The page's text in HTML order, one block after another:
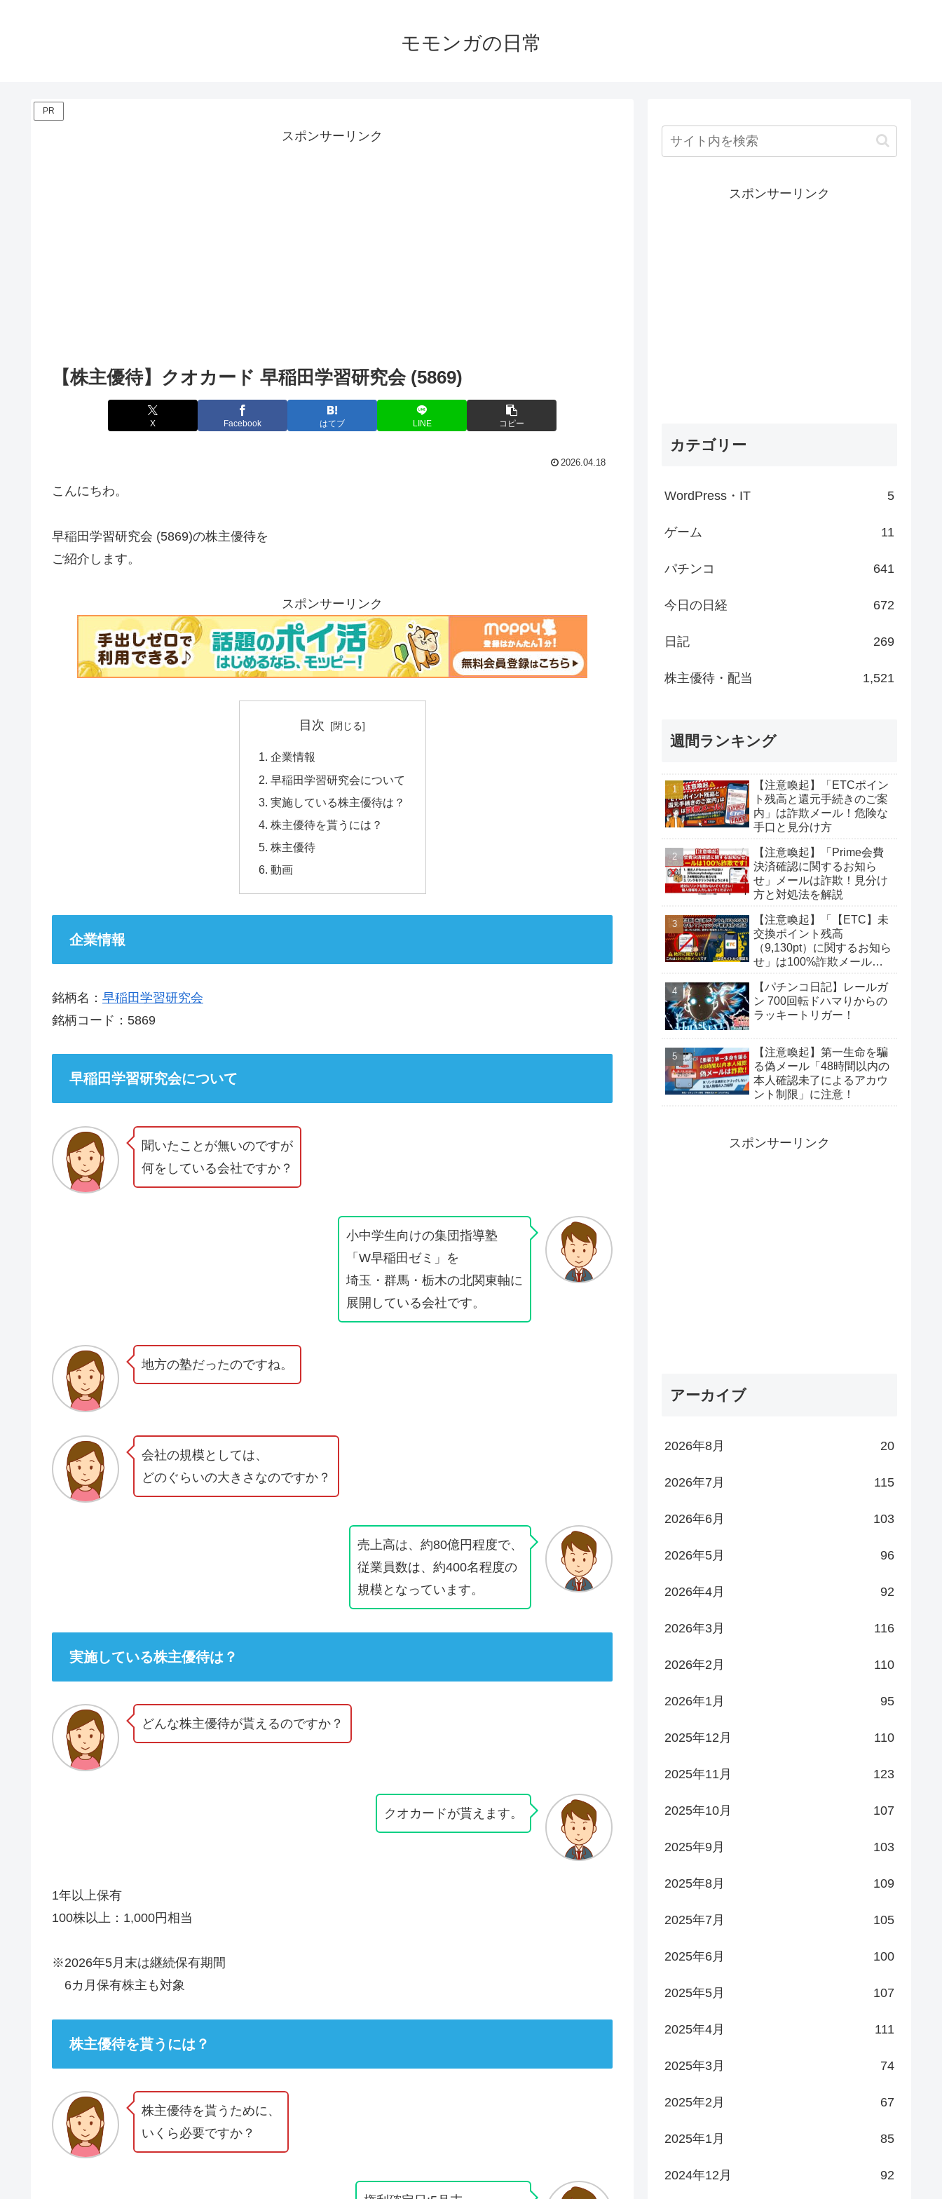
モモンガの日常
PR
スポンサーリンク
【株主優待】クオカード 早稲田学習研究会 (5869)
X Facebook はてブ LINE コピー
2026.04.18
こんにちわ。
早稲田学習研究会 (5869)の株主優待を
ご紹介します。
スポンサーリンク
目次
企業情報
早稲田学習研究会について
実施している株主優待は？
株主優待を貰うには？
株主優待
動画
企業情報
銘柄名： 早稲田学習研究会
銘柄コード：5869
早稲田学習研究会について
聞いたことが無いのですが
何をしている会社ですか？
小中学生向けの集団指導塾
「W早稲田ゼミ」を
埼玉・群馬・栃木の北関東軸に
展開している会社です。
地方の塾だったのですね。
会社の規模としては、
どのぐらいの大きさなのですか？
売上高は、約80億円程度で、
従業員数は、約400名程度の
規模となっています。
実施している株主優待は？
どんな株主優待が貰えるのですか？
クオカードが貰えます。
1年以上保有
100株以上：1,000円相当
※2026年5月末は継続保有期間
6カ月保有株主も対象
株主優待を貰うには？
株主優待を貰うために、
いくら必要ですか？
スポンサーリンク
カテゴリー
WordPress・IT 5
ゲーム 11
パチンコ 641
今日の日経 672
日記 269
株主優待・配当 1,521
週間ランキング
【注意喚起】「ETCポイン
ト残高と還元手続きのご案
内」は詐欺メール！危険な
手口と見分け方
【注意喚起】「Prime会費
決済確認に関するお知ら
せ」メールは詐欺！見分け
方と対処法を解説
【注意喚起】「【ETC】未
交換ポイント残高
（9,130pt）に関するお知ら
せ」は100%詐欺メール！
【パチンコ日記】レールガ
ン 700回転ドハマりからの
ラッキートリガー！
【注意喚起】第一生命を騙
る偽メール「48時間以内の
本人確認未了によるアカウ
ント制限」に注意！
スポンサーリンク
アーカイブ
2026年8月 20
2026年7月 115
2026年6月 103
2026年5月 96
2026年4月 92
2026年3月 116
2026年2月 110
2026年1月 95
2025年12月 110
2025年11月 123
2025年10月 107
2025年9月 103
2025年8月 109
2025年7月 105
2025年6月 100
2025年5月 107
2025年4月 111
2025年3月 74
2025年2月 67
2025年1月 85
2024年12月 92